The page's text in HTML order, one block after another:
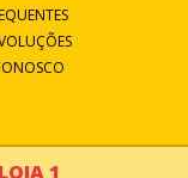
LOJA 1